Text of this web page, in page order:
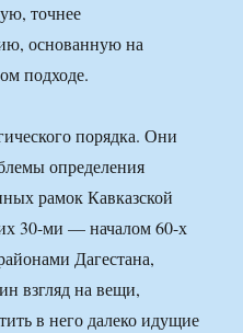
точнее
основанную на
подходе.
порядка. Они
определения
рамок Кавказской
30-ми — началом 60-х
Дагестана,
взгляд на вещи,
в него далеко идущие